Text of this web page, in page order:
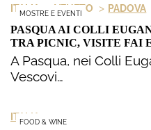
MOSTRE E EVENTI
ITALIA > VENETO > PADOVA
PASQUA AI COLLI
TRA PICNIC, VISITE FAI
A Pasqua, nei Colli
Vescovi…
FOOD & WINE
ITALIA